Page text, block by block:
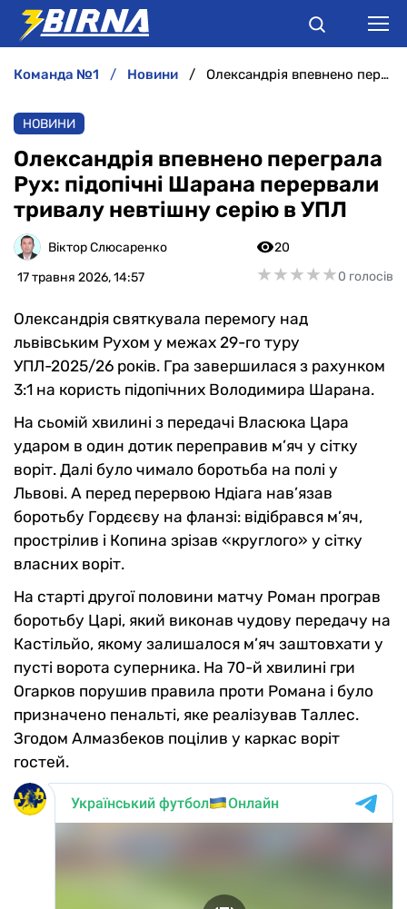
АНАЛІТИКА
ІНТЕРВ'Ю
РІЗНЕ
БУКМЕКЕРИ
команда №1 новини Олександрія впевнено переграла Рух: підопічні Шарана перервали тривалу невтішну серію в УПЛ
НОВИНИ
Олександрія впевнено переграла
Рух: підопічні Шарана перервали
тривалу невтішну серію в УПЛ
Віктор Слюсаренко
17 травня 2026, 14:57
20
★★★★★
★★★★★0 голосів
Олександрія святкувала перемогу над
львівським Рухом у межах 29-го туру
УПЛ-2025/26 років. Гра завершилася з рахунком
3:1 на користь підопічних Володимира Шарана.
На сьомій хвилині з передачі Власюка Цара
ударом в один дотик переправив м’яч у сітку
воріт. Далі було чимало боротьба на полі у
Львові. А перед перервою Ндіага нав’язав
боротьбу Гордєєву на фланзі: відібрався м’яч,
прострілив і Копина зрізав «круглого» у сітку
власних воріт.
На старті другої половини матчу Роман програв
боротьбу Царі, який виконав чудову передачу на
Кастільйо, якому залишалося м’яч заштовхати у
пусті ворота суперника. На 70-й хвилині гри
Огарков порушив правила проти Романа і було
призначено пенальті, яке реалізував Таллес.
Згодом Алмазбеков поцілив у каркас воріт
гостей.